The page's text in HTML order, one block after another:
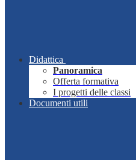
Didattica
Panoramica
Offerta formativa
I progetti delle classi
Documenti utili